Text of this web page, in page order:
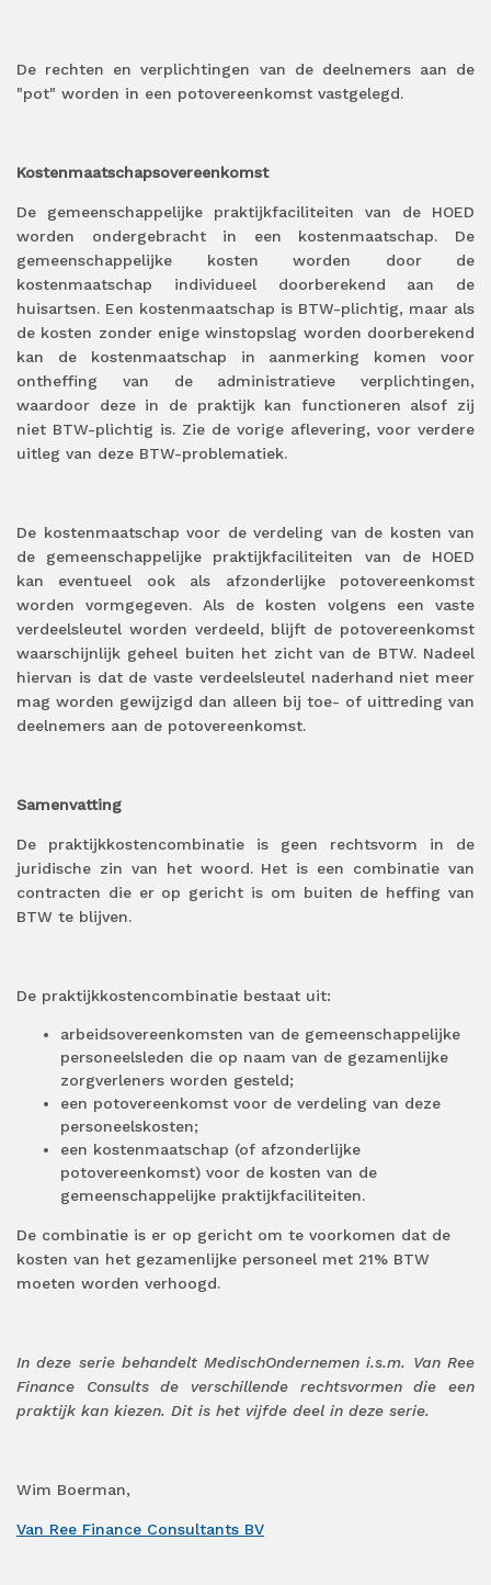
De rechten en verplichtingen van de deelnemers aan de
"pot" worden in een potovereenkomst vastgelegd.
Kostenmaatschapsovereenkomst
De gemeenschappelijke praktijkfaciliteiten van de HOED
worden ondergebracht in een kostenmaatschap. De
gemeenschappelijke kosten worden door de
kostenmaatschap individueel doorberekend aan de
huisartsen. Een kostenmaatschap is BTW-plichtig, maar als
de kosten zonder enige winstopslag worden doorberekend
kan de kostenmaatschap in aanmerking komen voor
ontheffing van de administratieve verplichtingen,
waardoor deze in de praktijk kan functioneren alsof zij
niet BTW-plichtig is. Zie de vorige aflevering, voor verdere
uitleg van deze BTW-problematiek.
De kostenmaatschap voor de verdeling van de kosten van
de gemeenschappelijke praktijkfaciliteiten van de HOED
kan eventueel ook als afzonderlijke potovereenkomst
worden vormgegeven. Als de kosten volgens een vaste
verdeelsleutel worden verdeeld, blijft de potovereenkomst
waarschijnlijk geheel buiten het zicht van de BTW. Nadeel
hiervan is dat de vaste verdeelsleutel naderhand niet meer
mag worden gewijzigd dan alleen bij toe- of uittreding van
deelnemers aan de potovereenkomst.
Samenvatting
De praktijkkostencombinatie is geen rechtsvorm in de
juridische zin van het woord. Het is een combinatie van
contracten die er op gericht is om buiten de heffing van
BTW te blijven.
De praktijkkostencombinatie bestaat uit:
arbeidsovereenkomsten van de gemeenschappelijke
personeelsleden die op naam van de gezamenlijke
zorgverleners worden gesteld;
een potovereenkomst voor de verdeling van deze
personeelskosten;
een kostenmaatschap (of afzonderlijke
potovereenkomst) voor de kosten van de
gemeenschappelijke praktijkfaciliteiten.
De combinatie is er op gericht om te voorkomen dat de
kosten van het gezamenlijke personeel met 21% BTW
moeten worden verhoogd.
In deze serie behandelt MedischOndernemen i.s.m. Van Ree
Finance Consults de verschillende rechtsvormen die een
praktijk kan kiezen. Dit is het vijfde deel in deze serie.
Wim Boerman,
Van Ree Finance Consultants BV